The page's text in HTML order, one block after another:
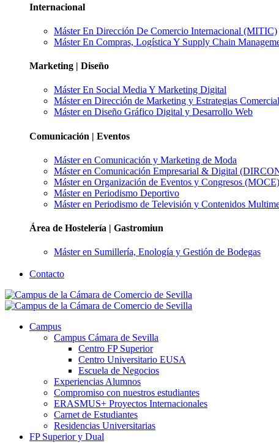
Internacional
Máster En Dirección De Comercio Internacional (MITIC)
Máster En Compras, Logística Y Supply Chain
Marketing | Diseño
Máster En Social Media Y Marketing Digital
Máster en Dirección de Marketing y Estrategias
Máster en Diseño Gráfico Digital y Desarrollo Web
Comunicación | Eventos
Máster en Comunicación y Marketing de Moda
Máster en Comunicación Empresarial & Digital
Máster en Organización de Eventos y Congresos (MOCE)
Máster en Periodismo Deportivo
Máster en Periodismo de Televisión y Contenidos
Área de Hostelería | Gastromiun
Máster en Sumillería, Enología y Gestión de Bodegas
Contacto
Campus
Campus Cámara de Sevilla
Centro FP Superior
Centro Universitario EUSA
Escuela de Negocios
Experiencias Alumnos
Compromiso con nuestros estudiantes
ERASMUS+ Proyectos Internacionales
Carnet de Estudiantes
Residencias Universitarias
FP Superior y Dual